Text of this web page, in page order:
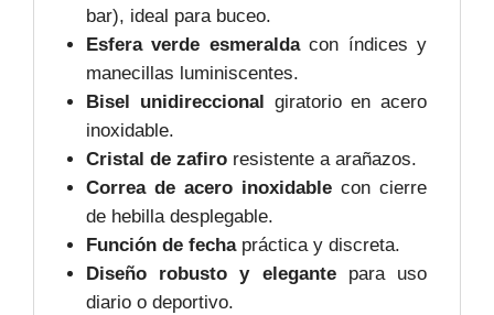
bar), ideal para buceo.
Esfera verde esmeraldacon índices y
manecillas luminiscentes.
Bisel unidireccional
giratorio en acero
inoxidable.
Cristal de zafiro resistente a arañazos.
Correa de acero inoxidable con cierre
de hebilla desplegable.
Función de fechapráctica y discreta.
Diseño robusto y elegantepara uso
diario o deportivo.